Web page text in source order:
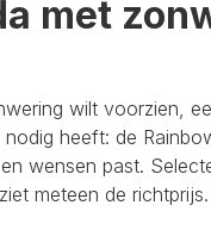
met
wilt voorzien,
heeft: de
wensen past.
meteen de richtprijs.